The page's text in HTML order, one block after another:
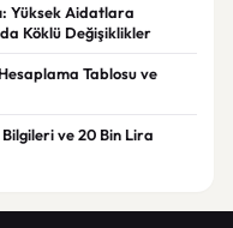
Yüksek Aidatlara
Köklü Değişiklikler
Tablosu ve
ve 20 Bin Lira